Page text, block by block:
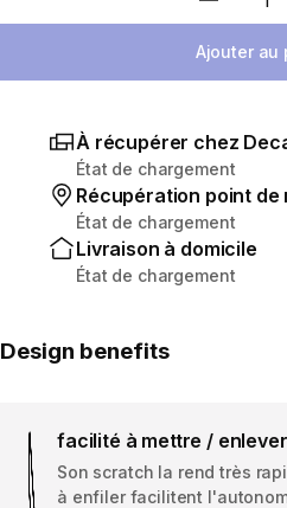
Ajouter au
À récupérer chez
État de chargement
Récupération point de
État de chargement
Livraison à domicile
État de chargement
Design benefits
facilité à mettre / enlever
Son scratch la rend très
à enfiler facilitent